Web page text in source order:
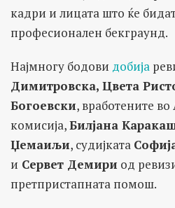
кадри и лицата што ќе
професионален бекграунд.
Најмногу бодови добија
Димитровска, Цвета
Богоевски, вработените
комисија,Билјана
Џемаиљи, судијката
и Сервет Демири од
претпристапната помош.